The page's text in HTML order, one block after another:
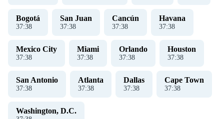
Bogotá
37:38
San Juan
37:38
Cancún
37:38
Havana
37:38
Mexico City
37:38
Miami
37:38
Orlando
37:38
Houston
37:38
San Antonio
37:38
Atlanta
37:38
Dallas
37:38
Cape Town
37:38
Washington, D.C.